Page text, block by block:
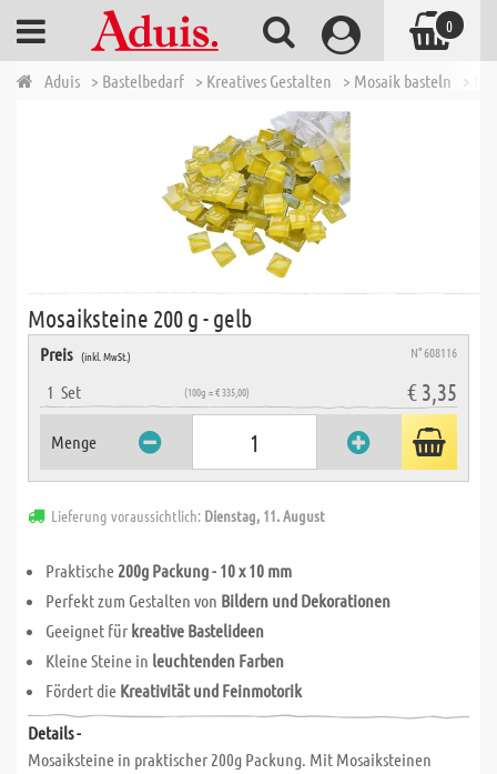
Aduis > Bastelbedarf > Kreatives Gestalten > Mosaik basteln >
Mosaiksteine 200 g - gelb
Preis (inkl. MwSt.) N° 608116
1 Set (100g = € 335,00) € 3,35
Menge
Lieferung voraussichtlich: Dienstag, 11. August
Praktische200g Packung - 10 x 10 mm
Perfekt zum Gestalten von Bildern und Dekorationen
Geeignet für kreative Bastelideen
Kleine Steine in leuchtenden Farben
Fördert die Kreativität und Feinmotorik
Details -
Mosaiksteine in praktischer 200g Packung. Mit Mosaiksteinen
0